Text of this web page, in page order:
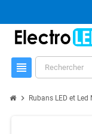
view_headline
chevron_right Rubans LED et Led